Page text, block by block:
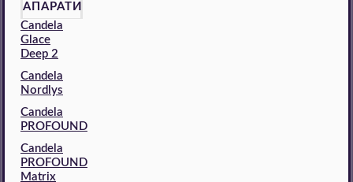
АПАРАТИ
Candela
Glace
Deep 2
Candela
Nordlys
Candela
PROFOUND
Candela
PROFOUND
Matrix